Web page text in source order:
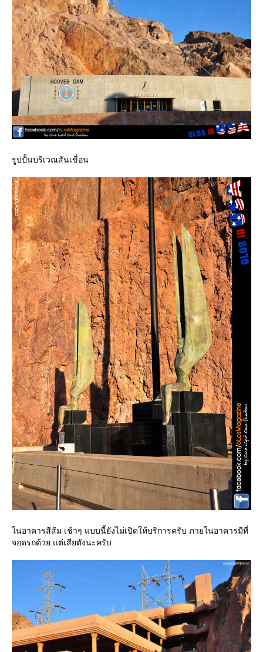
รูปปั้นบริเวณสันเขื่อน
นอาคารสีส้ม เช้าๆ แบบนี้ยังไม่เปิดให้บริการครับ ภายในอาคารมีที่
จอดรถด้วย แต่เสียตังนะครับ